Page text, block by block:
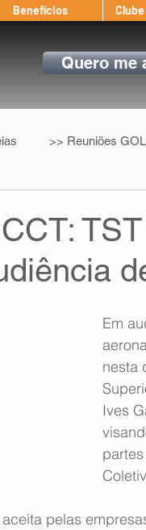
Benefícios
Quero me
>> Reuniões
Coletiva
Mútuo
Em
nesta
Ives
pelas